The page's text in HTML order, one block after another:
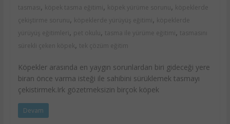
tasması , köpek tasma eğitimi , köpek yürüme sorunu ,
köpeklerde
çekiştirme sorunu , köpeklerde yürüyüş eğitimi ,
köpeklerde
yürüyüş eğitimleri , pet okulu , tasma ile yürüme eğitimi , tasmasını
sürekli çeken köpek , tek çözüm eğitim
Köpekler arasında en yaygın sorunlardan biri gideceği yere
biran önce varma isteği ile sahibini sürüklemek tasmayı
çekistirmek.Irk gözetmeksizin birçok köpek
Devam